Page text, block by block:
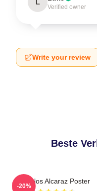
L
Verified owner
Write your review
Beste
Carlos Alcaraz Poster
-20%